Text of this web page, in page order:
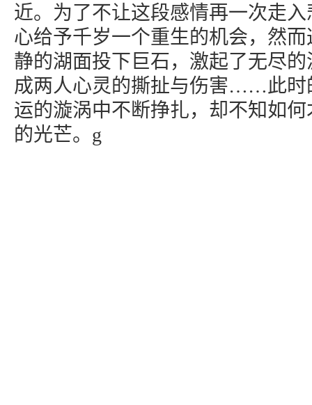
近。为了不让这段感情再一次走
心给予千岁一个重生的机会，然
静的湖面投下巨石，激起了无尽
成两人心灵的撕扯与伤害……此时
运的漩涡中不断挣扎，却不知如
的光芒。g